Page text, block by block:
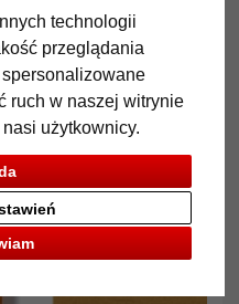
technologii
przeglądania
ruch w naszej witrynie
użytkownicy.